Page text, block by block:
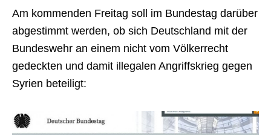
Am kommenden Freitag soll im Bundestag darüber
abgestimmt werden, ob sich Deutschland mit der
Bundeswehr an einem nicht vom Völkerrecht
gedeckten und damit illegalen Angriffskrieg gegen
Syrien beteiligt: